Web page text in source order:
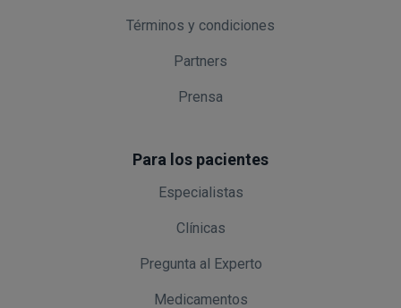
Términos y condiciones
Partners
Prensa
Para los pacientes
Especialistas
Clínicas
Pregunta al Experto
Medicamentos